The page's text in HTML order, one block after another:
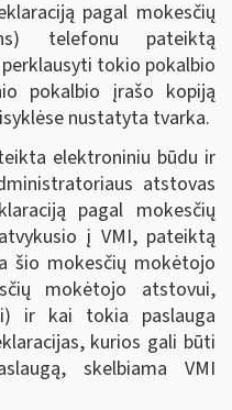
pagal mokesčių
telefonu pateiktą
tokio pokalbio
pokalbio įrašo kopiją
nustatyta tvarka.
elektroniniu būdu ir
atstovas
pagal mokesčių
į VMI, pateiktą
šio mokesčių mokėtojo
mokėtojo atstovui,
ir kai tokia paslauga
kurios gali būti
skelbiama VMI